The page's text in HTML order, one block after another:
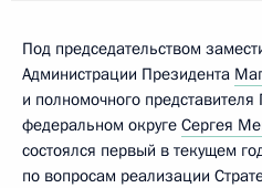
Под председательством
Администрации Президента
и полномочного
федеральном округе Сергея
состоялся первый в текущем
по вопросам реализации